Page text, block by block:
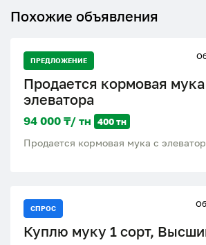
Похожие объявления
ПРЕДЛОЖЕНИЕ
Продается кормовая
элеватора
94 000 ₸/ тн 400 тн
Продается кормовая мука с
СПРОС
Куплю муку 1 сорт,